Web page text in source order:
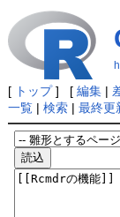
[ トップ] [ 編集|
一覧| 検索| 最終更